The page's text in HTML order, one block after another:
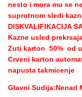
nesto i mora mu se
suprotnom sledi
DISKVALIFIKACIJA
Kazne usled
Zuti karton 50% od
Crveni karton
napusta takmicenje
Glavni Sudija:Nenad